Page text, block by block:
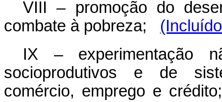
VIII – promoção do
combate à pobreza;
IX – experimentação
socioprodutivos e de
comércio, emprego e crédito;